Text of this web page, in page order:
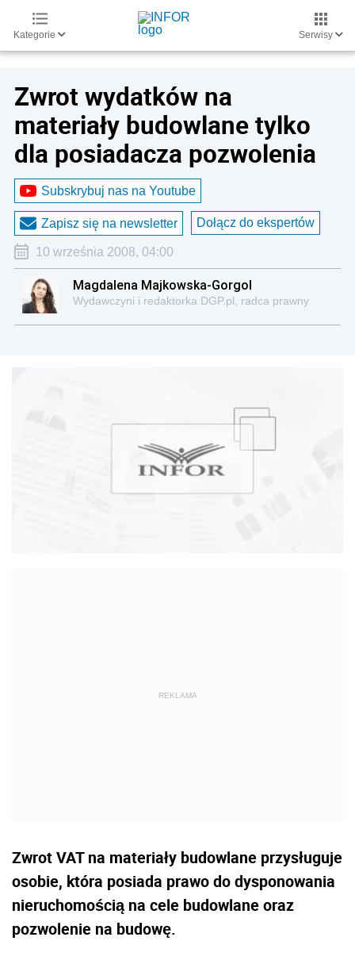
Kategorie Serwisy
Zwrot wydatków na
materiały budowlane tylko
dla posiadacza pozwolenia
Subskrybuj nas na Youtube
Zapisz się na newsletter Dołącz do ekspertów
10 września 2008, 04:00
Magdalena Majkowska-Gorgol
Wydawczyni i redaktorka DGP.pl, radca prawny
Zwrot VAT na materiały budowlane przysługuje
osobie, która posiada prawo do dysponowania
nieruchomością na cele budowlane oraz
pozwolenie na budowę.